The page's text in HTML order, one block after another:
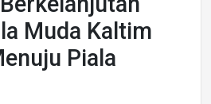
Muda Kaltim
Piala